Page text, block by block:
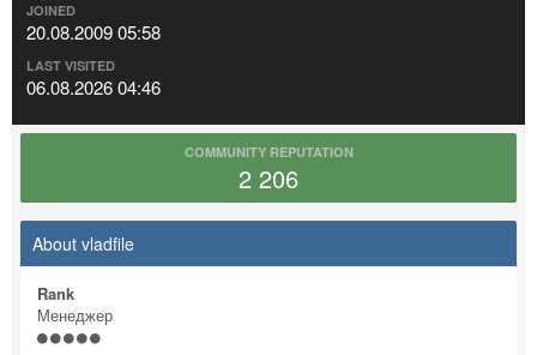
JOINED
20.08.2009 05:58
LAST VISITED
06.08.2026 04:46
COMMUNITY REPUTATION
2 206
About vladfile
Rank
Менеджер